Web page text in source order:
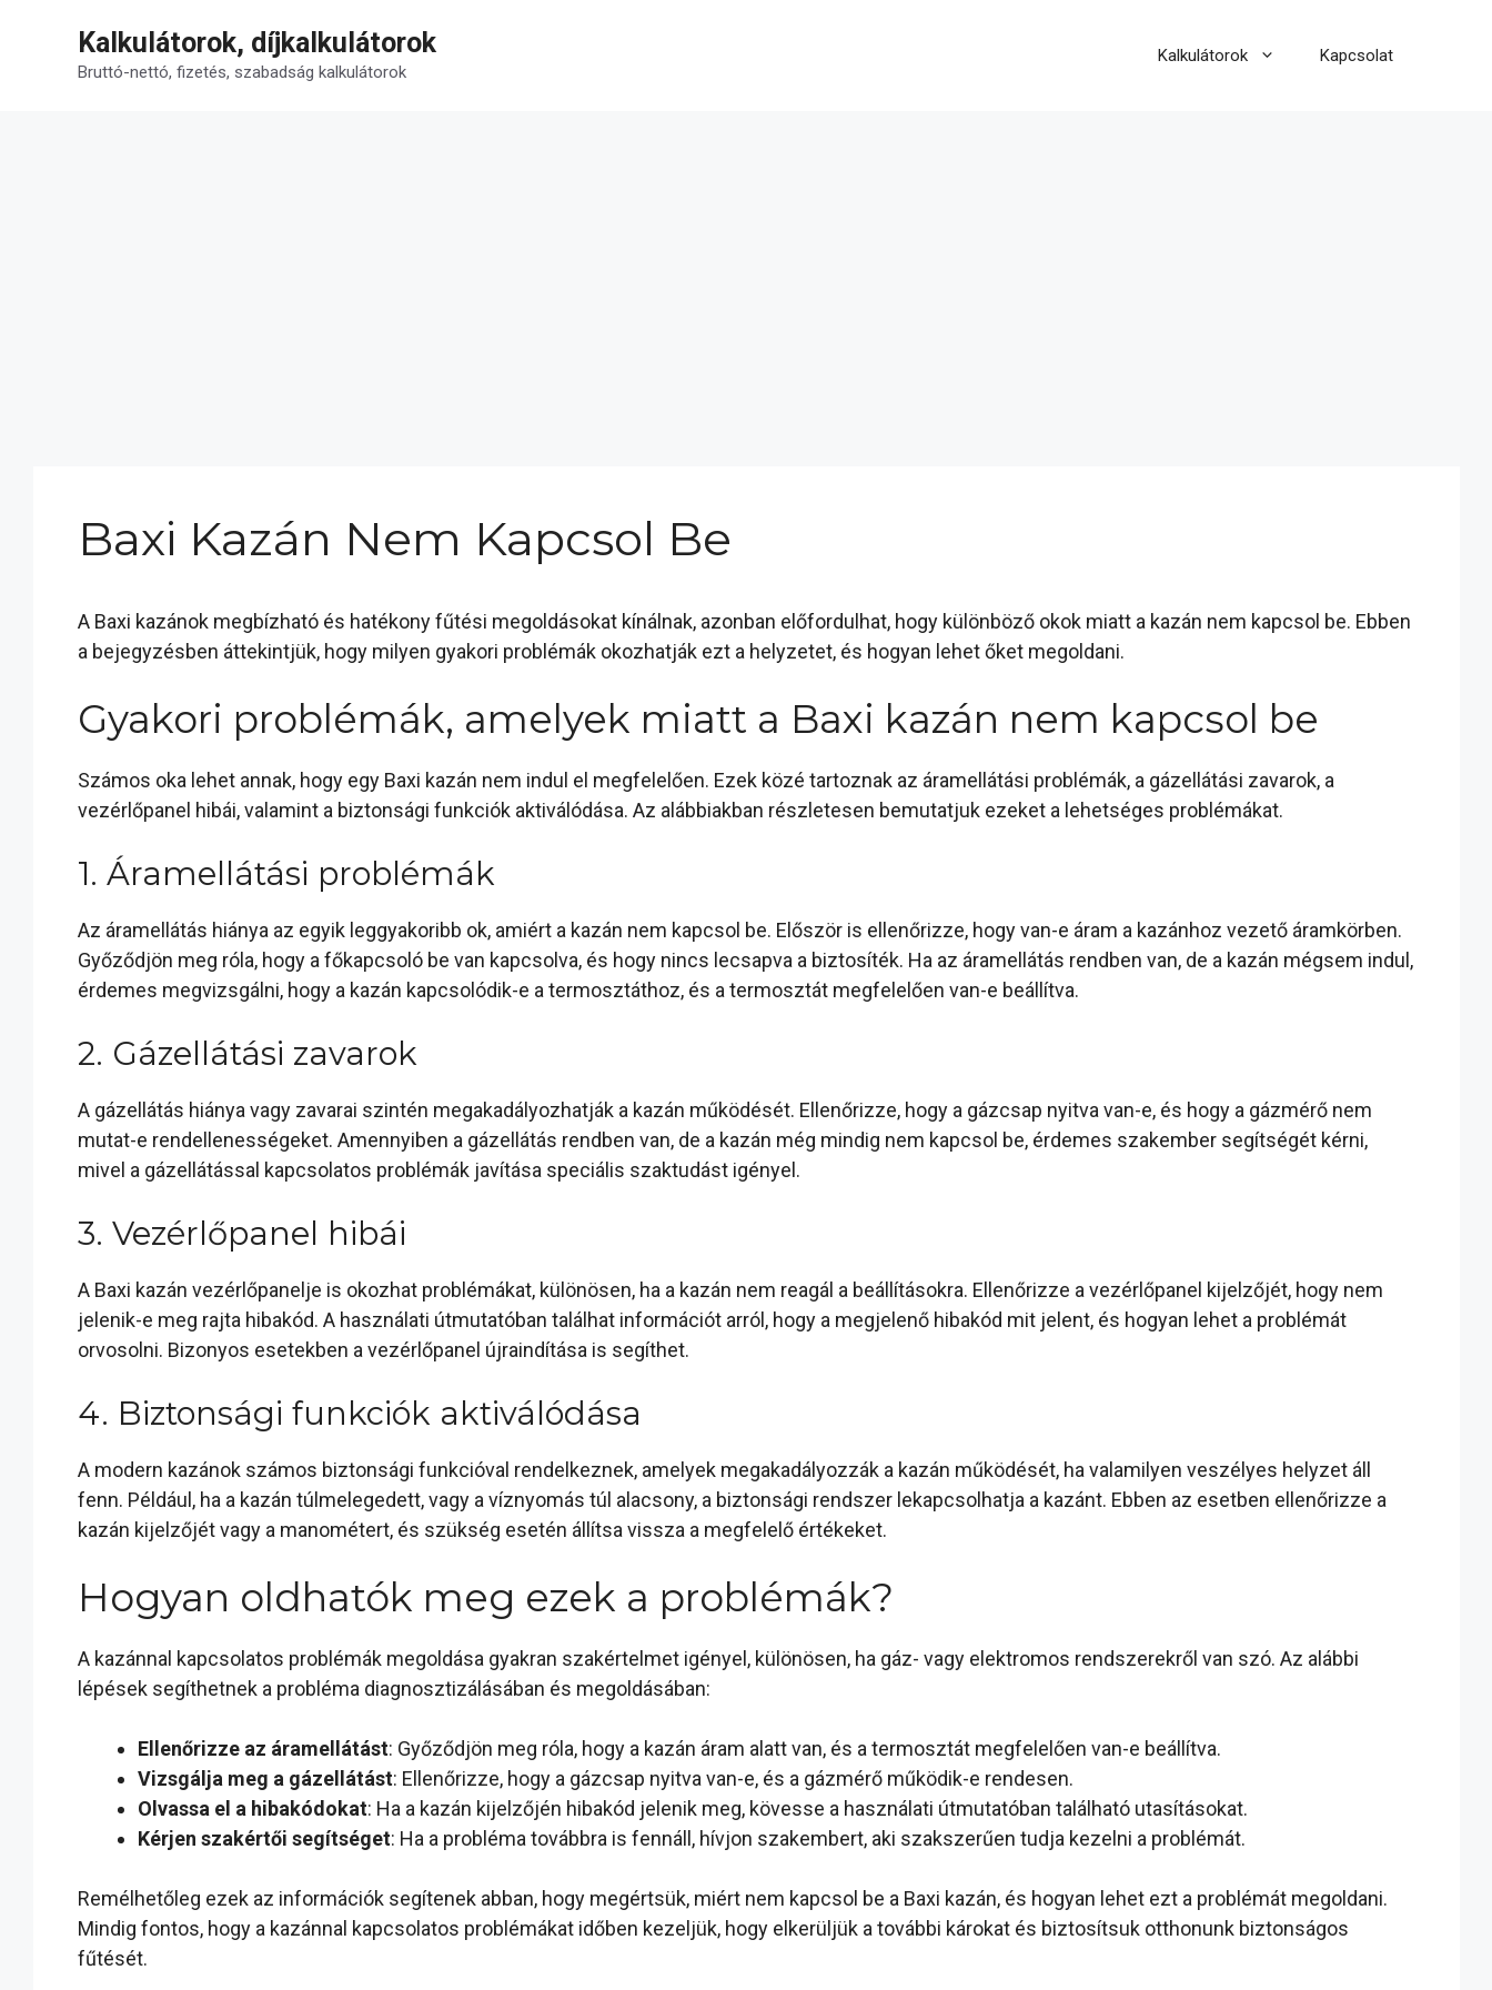
tartalomba
Kalkulátorok, díjkalkulátorok
Bruttó-nettó, fizetés, szabadság kalkulátorok
Kalkulátorok Kapcsolat
Baxi Kazán Nem Kapcsol Be
A Baxi kazánok megbízható és hatékony fűtési megoldásokat kínálnak, azonban előfordulhat, hogy különböző okok miatt a kazán nem kapcsol be. Ebben
a bejegyzésben áttekintjük, hogy milyen gyakori problémák okozhatják ezt a helyzetet, és hogyan lehet őket megoldani.
Gyakori problémák, amelyek miatt a Baxi kazán nem kapcsol be
Számos oka lehet annak, hogy egy Baxi kazán nem indul el megfelelően. Ezek közé tartoznak az áramellátási problémák, a gázellátási zavarok, a
vezérlőpanel hibái, valamint a biztonsági funkciók aktiválódása. Az alábbiakban részletesen bemutatjuk ezeket a lehetséges problémákat.
1. Áramellátási problémák
Az áramellátás hiánya az egyik leggyakoribb ok, amiért a kazán nem kapcsol be. Először is ellenőrizze, hogy van-e áram a kazánhoz vezető áramkörben.
Győződjön meg róla, hogy a főkapcsoló be van kapcsolva, és hogy nincs lecsapva a biztosíték. Ha az áramellátás rendben van, de a kazán mégsem indul,
érdemes megvizsgálni, hogy a kazán kapcsolódik-e a termosztáthoz, és a termosztát megfelelően van-e beállítva.
2. Gázellátási zavarok
A gázellátás hiánya vagy zavarai szintén megakadályozhatják a kazán működését. Ellenőrizze, hogy a gázcsap nyitva van-e, és hogy a gázmérő nem
mutat-e rendellenességeket. Amennyiben a gázellátás rendben van, de a kazán még mindig nem kapcsol be, érdemes szakember segítségét kérni,
mivel a gázellátással kapcsolatos problémák javítása speciális szaktudást igényel.
3. Vezérlőpanel hibái
A Baxi kazán vezérlőpanelje is okozhat problémákat, különösen, ha a kazán nem reagál a beállításokra. Ellenőrizze a vezérlőpanel kijelzőjét, hogy nem
jelenik-e meg rajta hibakód. A használati útmutatóban találhat információt arról, hogy a megjelenő hibakód mit jelent, és hogyan lehet a problémát
orvosolni. Bizonyos esetekben a vezérlőpanel újraindítása is segíthet.
4. Biztonsági funkciók aktiválódása
A modern kazánok számos biztonsági funkcióval rendelkeznek, amelyek megakadályozzák a kazán működését, ha valamilyen veszélyes helyzet áll
fenn. Például, ha a kazán túlmelegedett, vagy a víznyomás túl alacsony, a biztonsági rendszer lekapcsolhatja a kazánt. Ebben az esetben ellenőrizze a
kazán kijelzőjét vagy a manométert, és szükség esetén állítsa vissza a megfelelő értékeket.
Hogyan oldhatók meg ezek a problémák?
A kazánnal kapcsolatos problémák megoldása gyakran szakértelmet igényel, különösen, ha gáz- vagy elektromos rendszerekről van szó. Az alábbi
lépések segíthetnek a probléma diagnosztizálásában és megoldásában:
Ellenőrizze az áramellátást: Győződjön meg róla, hogy a kazán áram alatt van, és a termosztát megfelelően van-e beállítva.
Vizsgálja meg a gázellátást: Ellenőrizze, hogy a gázcsap nyitva van-e, és a gázmérő működik-e rendesen.
Olvassa el a hibakódokat: Ha a kazán kijelzőjén hibakód jelenik meg, kövesse a használati útmutatóban található utasításokat.
Kérjen szakértői segítséget: Ha a probléma továbbra is fennáll, hívjon szakembert, aki szakszerűen tudja kezelni a problémát.
Remélhetőleg ezek az információk segítenek abban, hogy megértsük, miért nem kapcsol be a Baxi kazán, és hogyan lehet ezt a problémát megoldani.
Mindig fontos, hogy a kazánnal kapcsolatos problémákat időben kezeljük, hogy elkerüljük a további károkat és biztosítsuk otthonunk biztonságos
fűtését.